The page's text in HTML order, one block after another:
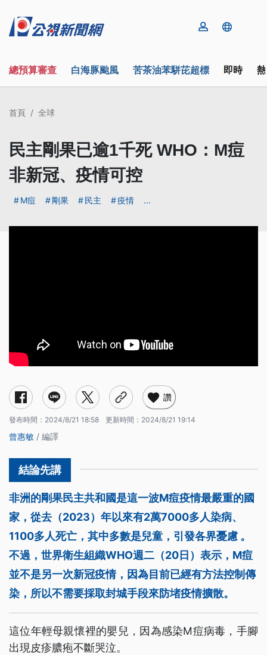
總預算審查 白海豚颱風 苦茶油苯駢芘超標 即時
首頁 全球
民主剛果已逾1千死 WHO：M痘
非新冠、疫情可控
M痘 剛果 民主 疫情 ...
讚
發布時間： 2024/8/21 18:58 更新時間： 2024/8/21 19:14
曾惠敏 / 編譯
非洲的剛果民主共和國是這一波M痘疫情最嚴重的國
家，從去（2023）年以來有2萬7000多人染病、
1100多人死亡，其中多數是兒童，引發各界憂慮 。
不過，世界衛生組織WHO週二（20日）表示，M痘
並不是另一次新冠疫情，因為目前已經有方法控制傳
染，所以不需要採取封城手段來防堵疫情擴散。
這位年輕母親懷裡的嬰兒，因為感染M痘病毒，手腳
出現皮疹膿疱不斷哭泣。